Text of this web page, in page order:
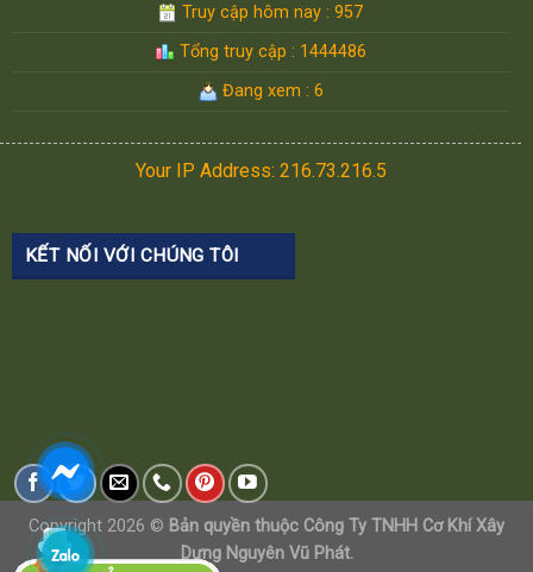
Truy cập hôm nay : 957
Tổng truy cập : 1444486
Đang xem : 6
Your IP Address: 216.73.216.5
KẾT NỐI VỚI CHÚNG TÔI
Copyright 2026 © Bản quyền thuộc Công Ty TNHH Cơ Khí Xây
Dựng Nguyên Vũ Phát.